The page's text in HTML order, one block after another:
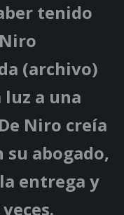
tenido
(archivo)
luz a una
Niro creía
su abogado,
entrega y